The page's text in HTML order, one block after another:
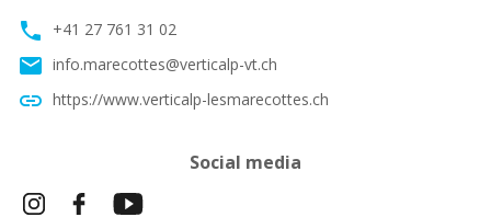
phone +41 27 761 31 02
email info.marecottes@verticalp-vt.ch
link https://www.verticalp-lesmarecottes.ch
Social media